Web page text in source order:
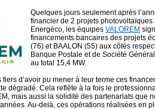
Quelques jours seulement après
financier de 2 projets photovoltaïques
Energéco, les équipes VALOREM
financements bancaires des projets
(76) et BAALON (55) aux côtés
Banque Postale et de Société
au total 15,4 MW.
fiers d’avoir pu mener à leur terme ces
dégradé. Cela reflète à la fois le
mais aussi la solidité des partenariats que
Au-delà, ces opérations réalisées en